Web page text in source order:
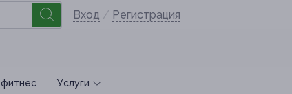
Вход / Регистрация
Услуги